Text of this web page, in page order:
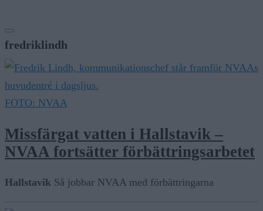
fredriklindh
FOTO: NVAA
Missfärgat vatten i Hallstavik –
NVAA fortsätter förbättringsarbetet
Hallstavik Så jobbar NVAA med förbättringarna